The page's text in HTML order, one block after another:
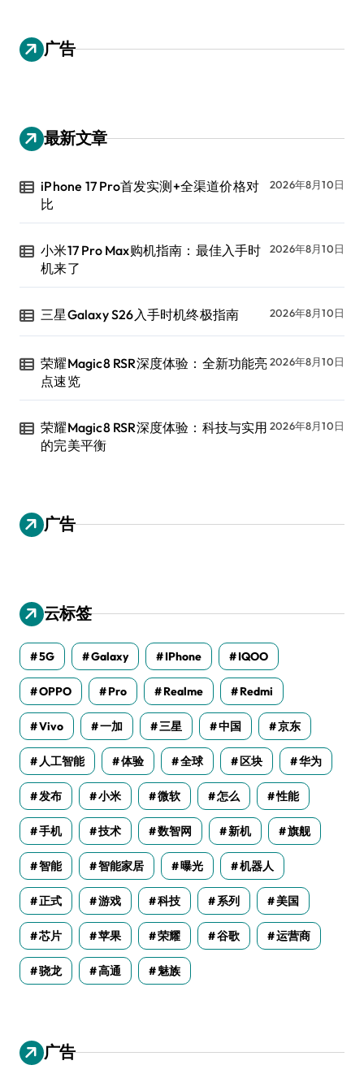
广告
最新文章
iPhone 17 Pro首发实测+全渠道价格对
比
2026年8月10日
小米17 Pro Max购机指南：最佳入手时
机来了
2026年8月10日
三星Galaxy S26入手时机终极指南 2026年8月10日
荣耀Magic8 RSR深度体验：全新功能亮
点速览
2026年8月10日
荣耀Magic8 RSR深度体验：科技与实用
的完美平衡
2026年8月10日
广告
云标签
5G Galaxy IPhone IQOO
OPPO Pro Realme Redmi
Vivo 一加 三星 中国 京东
人工智能 体验 全球 区块 华为
发布 小米 微软 怎么 性能
手机 技术 数智网 新机 旗舰
智能 智能家居 曝光 机器人
正式 游戏 科技 系列 美国
芯片 苹果 荣耀 谷歌 运营商
骁龙 高通 魅族
广告